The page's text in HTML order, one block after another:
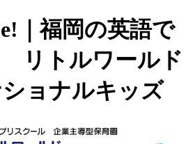
｜福岡の英語で
リトルワールド
ョナルキッズ